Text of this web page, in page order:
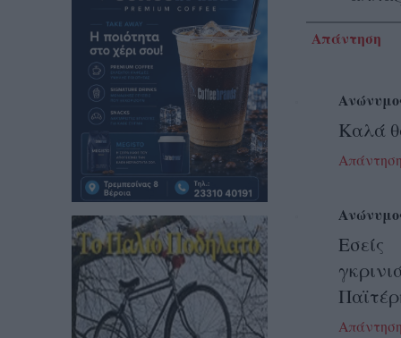
Απάντηση
Καλά